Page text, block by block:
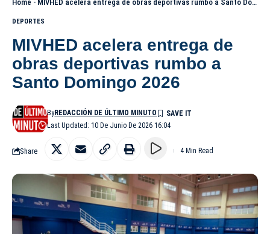
Home - MIVHED acelera entrega de obras deportivas rumbo a Santo Domingo 2026
DEPORTES
MIVHED acelera entrega de
obras deportivas rumbo a
Santo Domingo 2026
Last Updated: 10 De Junio De 2026 16:04
ByREDACCIÓN DE ÚLTIMO MINUTO
Share 4 Min Read